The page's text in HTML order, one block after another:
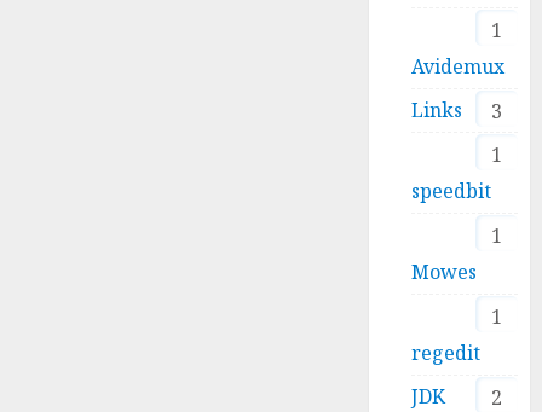
1
Avidemux
3
Links
1
speedbit
1
Mowes
1
regedit
2
JDK